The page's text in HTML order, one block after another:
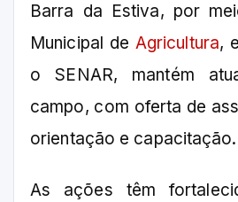
Barra da Estiva, por
Municipal de Agricultura,
o SENAR, mantém
campo, com oferta de
orientação e capacitação.
As ações têm